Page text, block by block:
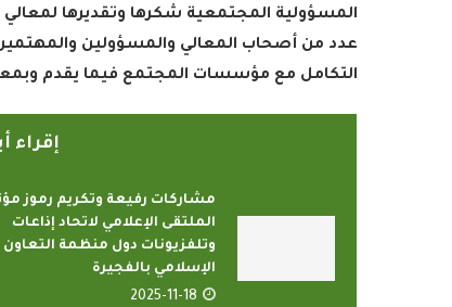
المسؤولية المجتمعية شكرها وتقديرها لمعالي
عدد من أصحاب المعالي والمسؤولين
التكامل مع مؤسسات المجتمع فيما يقدم
مشاركات رفيعة وتكريم رموز
الملتقى الإعلامي لاتحاد إذاعات
وتلفزيونات دول منظمة التعاون
الإسلامي بالفجيرة
2025-11-18